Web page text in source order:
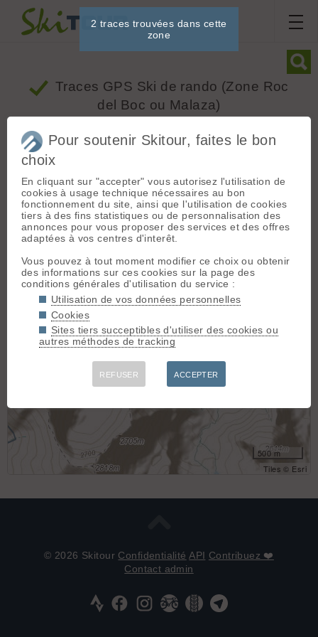
2 traces trouvées dans cette
zone
Traces GPS Ski de rando (Zone Roc
del Boc ou Malaza)
Dénivelé Ski
Mois
+
−
500 m
Tiles © Esri
© 2026 Skitour Confidentialité API Contribuez ❤️
Contact admin
Pour soutenir Skitour, faites le bon
choix
En cliquant sur "accepter" vous autorisez l'utilisation de
cookies à usage technique nécessaires au bon
fonctionnement du site, ainsi que l'utilisation de cookies
tiers à des fins statistiques ou de personnalisation des
annonces pour vous proposer des services et des offres
adaptées à vos centres d'interêt.
Vous pouvez à tout moment modifier ce choix ou obtenir
des informations sur ces cookies sur la page des
conditions générales d'utilisation du service :
Utilisation de vos données personnelles
Cookies
Sites tiers succeptibles d'utiliser des cookies ou
autres méthodes de tracking
REFUSER ACCEPTER